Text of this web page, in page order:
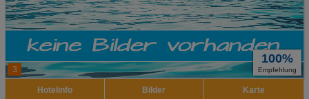
3
100%
Empfehlung
Hotelinfo Bilder Karte